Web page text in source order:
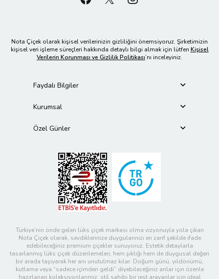
Nota Çiçek olarak kişisel verilerinizin gizliliğini önemsiyoruz. Şirketimizin
kişisel veri işleme süreçleri hakkında detaylı bilgi almak için lütfen Kişisel
Verilerin Korunması ve Gizlilik Politikası’nı inceleyiniz.
Faydalı Bilgiler
Kurumsal
Özel Günler
Türkiye’nin önde gelen lüks çiçek markası olma vizyonuyla yola çıkan
Nota Çiçek olarak, sevdiklerinize duygularınızı en zarif şekilde ifade
edebileceğiniz premium çiçekler sunuyoruz. Estetik detaylarla
tasarlanmış lüks çiçek düzenlemeleri, hem şıklığı hem de duygusal değeri
bir arada taşıyarak her anı unutulmaz kılar. Doğum günü, yıldönümü,
kutlama veya “sadece içimden geldi” diyebileceğiniz anlar için özenle
hazırlanan koleksiyonlarımız, stil sahibi bir jest arayanlar için ideal